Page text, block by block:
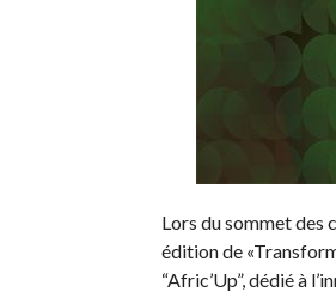
Lors du sommet des
édition de
“Afric’Up”, dédié à